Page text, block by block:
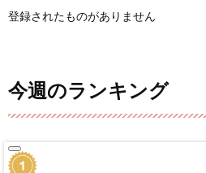
登録されたものがありません
今週のランキング